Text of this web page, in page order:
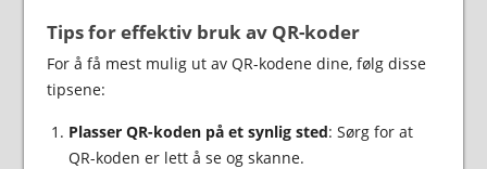
Tips for effektiv bruk av QR-koder
For å få mest mulig ut av QR-kodene dine, følg disse
tipsene:
Plasser QR-koden på et synlig sted: Sørg for at
QR-koden er lett å se og skanne.